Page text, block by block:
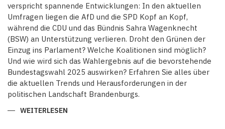
verspricht spannende Entwicklungen: In den aktuellen
Umfragen liegen die AfD und die SPD Kopf an Kopf,
während die CDU und das Bündnis Sahra Wagenknecht
(BSW) an Unterstützung verlieren. Droht den Grünen der
Einzug ins Parlament? Welche Koalitionen sind möglich?
Und wie wird sich das Wahlergebnis auf die bevorstehende
Bundestagswahl 2025 auswirken? Erfahren Sie alles über
die aktuellen Trends und Herausforderungen in der
politischen Landschaft Brandenburgs.
WEITERLESEN